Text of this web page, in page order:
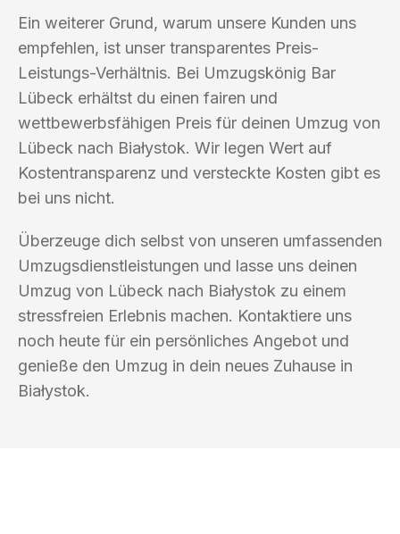
Ein weiterer Grund, warum unsere Kunden uns
empfehlen, ist unser transparentes Preis-
Leistungs-Verhältnis. Bei Umzugskönig Bar
Lübeck erhältst du einen fairen und
wettbewerbsfähigen Preis für deinen Umzug von
Lübeck nach Białystok. Wir legen Wert auf
Kostentransparenz und versteckte Kosten gibt es
bei uns nicht.
Überzeuge dich selbst von unseren umfassenden
Umzugsdienstleistungen und lasse uns deinen
Umzug von Lübeck nach Białystok zu einem
stressfreien Erlebnis machen. Kontaktiere uns
noch heute für ein persönliches Angebot und
genieße den Umzug in dein neues Zuhause in
Białystok.